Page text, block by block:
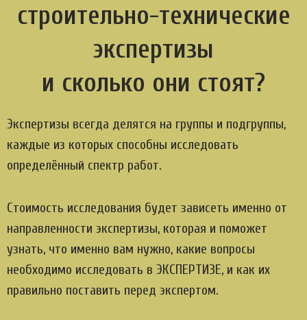
строительно-технические
экспертизы
и сколько они стоят?
Экспертизы всегда делятся на группы и подгруппы,
каждые из которых способны исследовать
определённый спектр работ.
Стоимость исследования будет зависеть именно от
направленности экспертизы, которая и поможет
узнать, что именно вам нужно, какие вопросы
необходимо исследовать в ЭКСПЕРТИЗЕ, и как их
правильно поставить перед экспертом.